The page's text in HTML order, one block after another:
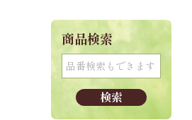
商品検索